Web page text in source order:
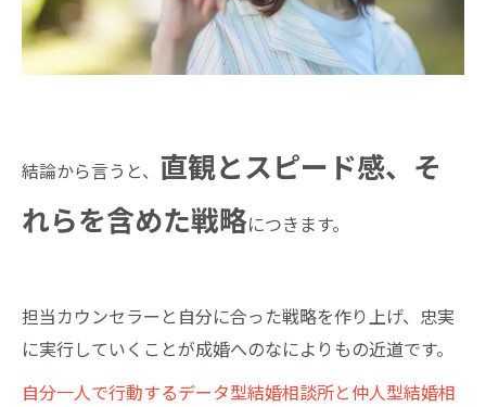
結論から言うと、 直観とスピード感、そ
れらを含めた戦略につきます。
担当カウンセラーと自分に合った戦略を作り上げ、忠実
に実行していくことが成婚へのなによりもの近道です。
自分一人で行動するデータ型結婚相談所と仲人型結婚相